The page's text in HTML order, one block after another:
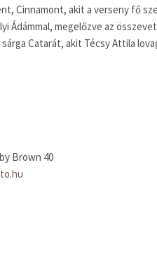
Cinnamont, akit a verseny fő
Ádámmal, megelőzve az
Catarát, akit Técsy Attila
Brown 40